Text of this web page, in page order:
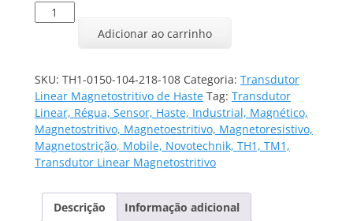
Transdutor
Linear
104-
218-
108
quantidade
Adicionar ao carrinho
SKU: TH1-0150-104-218-108 Categoria: Transdutor
Linear Magnetostritivo de Haste Tag: Transdutor
Linear, Régua, Sensor, Haste, Industrial, Magnético,
Magnetostritivo, Magnetoestritivo, Magnetoresistivo,
Magnetostrição, Mobile, Novotechnik, TH1, TM1,
Transdutor Linear Magnetostritivo
Descrição Informação adicional